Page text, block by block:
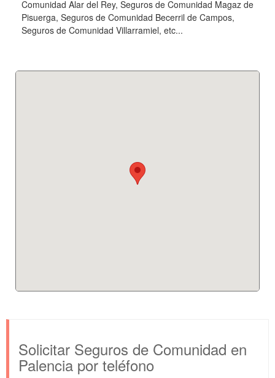
Comunidad Alar del Rey, Seguros de Comunidad Magaz de
Pisuerga, Seguros de Comunidad Becerril de Campos,
Seguros de Comunidad Villarramiel, etc...
Solicitar Seguros de Comunidad en
Palencia por teléfono